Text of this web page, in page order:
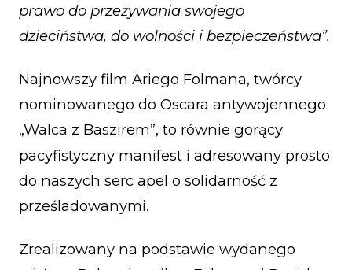
prawo do przeżywania swojego
dzieciństwa, do wolności i bezpieczeństwa”.
Najnowszy film Ariego Folmana, twórcy
nominowanego do Oscara antywojennego
„Walca z Baszirem”, to równie gorący
pacyfistyczny manifest i adresowany prosto
do naszych serc apel o solidarność z
prześladowanymi.
Zrealizowany na podstawie wydanego